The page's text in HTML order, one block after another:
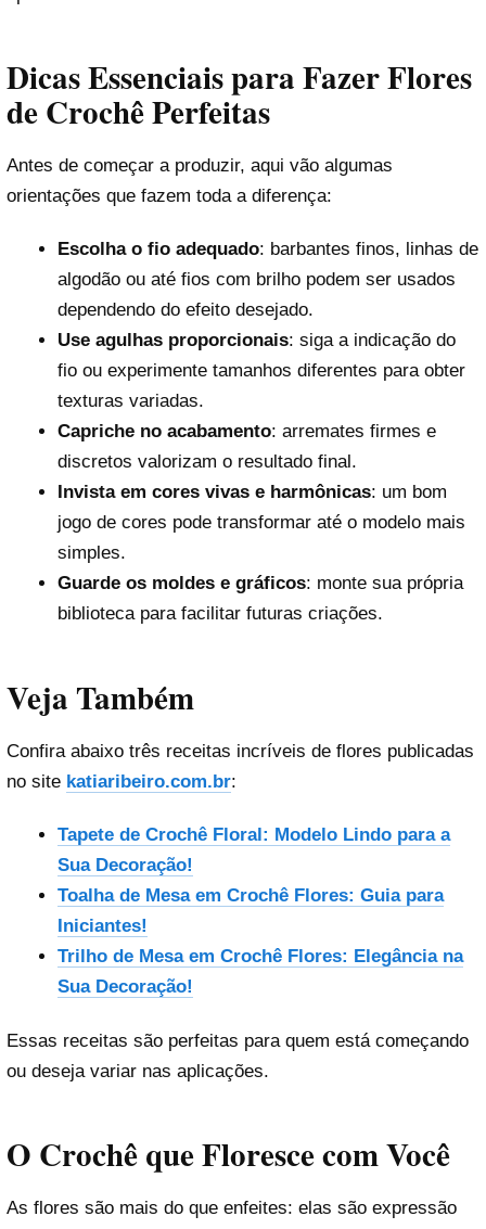
Dicas Essenciais para Fazer Flores
de Crochê Perfeitas
Antes de começar a produzir, aqui vão algumas
orientações que fazem toda a diferença:
Escolha o fio adequado: barbantes finos, linhas de
algodão ou até fios com brilho podem ser usados
dependendo do efeito desejado.
Use agulhas proporcionais: siga a indicação do
fio ou experimente tamanhos diferentes para obter
texturas variadas.
Capriche no acabamento: arremates firmes e
discretos valorizam o resultado final.
Invista em cores vivas e harmônicas: um bom
jogo de cores pode transformar até o modelo mais
simples.
Guarde os moldes e gráficos: monte sua própria
biblioteca para facilitar futuras criações.
Veja Também
Confira abaixo três receitas incríveis de flores publicadas
no site katiaribeiro.com.br:
Tapete de Crochê Floral: Modelo Lindo para a
Sua Decoração!
Toalha de Mesa em Crochê Flores: Guia para
Iniciantes!
Trilho de Mesa em Crochê Flores: Elegância na
Sua Decoração!
Essas receitas são perfeitas para quem está começando
ou deseja variar nas aplicações.
O Crochê que Floresce com Você
As flores são mais do que enfeites: elas são expressão